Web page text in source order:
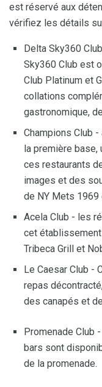
est réservé aux
vérifiez les détails
Delta Sky360
Sky360 Club est
Club Platinum et
collations
gastronomique,
Champions Club
la première base,
ces restaurants
images et des
de NY Mets 1969
Acela Club - les
cet
Tribeca Grill et
Le Caesar Club -
repas
des canapés et
Promenade Club
bars sont
de la promenade.